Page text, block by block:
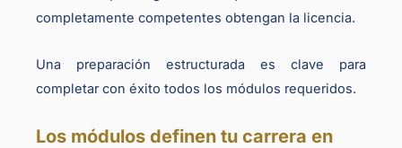
completamente competentes obtengan la licencia.
Una preparación estructurada es clave para
completar con éxito todos los módulos requeridos.
Los módulos definen tu carrera en